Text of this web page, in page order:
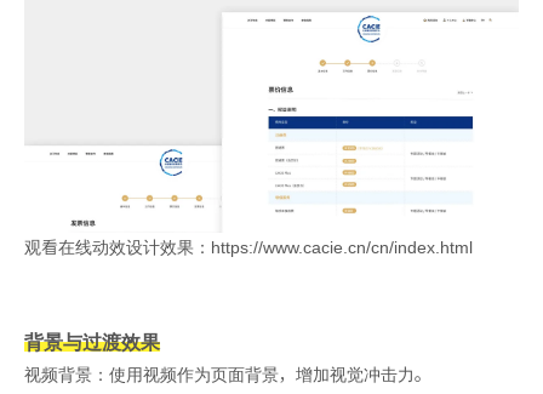
观看在线动效设计效果：https://www.cacie.cn/cn/index.html
背景与过渡效果
视频背景：使用视频作为页面背景，增加视觉冲击力。